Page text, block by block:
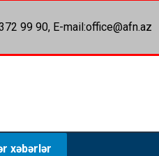
99 90, E-mail:office@afn.az
xəbərlər